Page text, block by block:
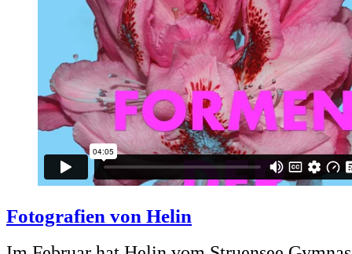
Fotografien von Helin